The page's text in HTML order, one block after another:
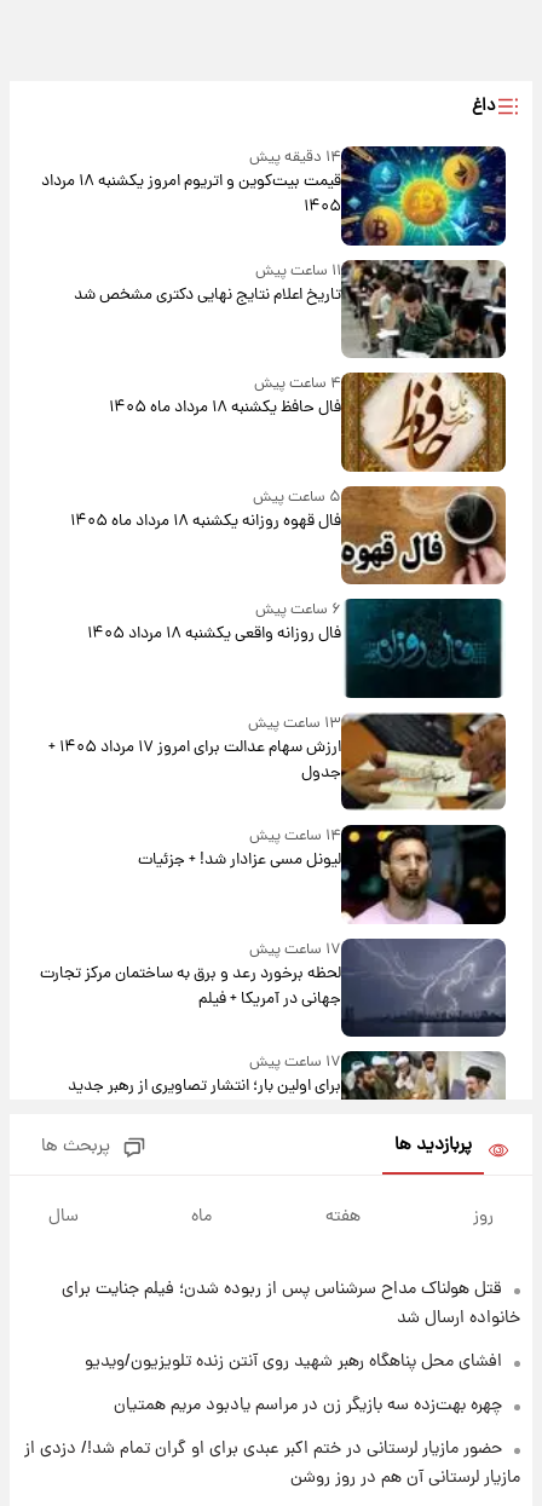
داغ
۱۴ دقیقه پیش
قیمت بیت‌کوین و اتریوم امروز یکشنبه ۱۸ مرداد
۱۴۰۵
۱۱ ساعت پیش
تاریخ اعلام نتایج نهایی دکتری مشخص شد
۴ ساعت پیش
فال حافظ یکشنبه ۱۸ مرداد ماه ۱۴۰۵
۵ ساعت پیش
فال قهوه روزانه یکشنبه ۱۸ مرداد ماه ۱۴۰۵
۶ ساعت پیش
فال روزانه واقعی یکشنبه ۱۸ مرداد ۱۴۰۵
۱۳ ساعت پیش
ارزش سهام عدالت برای امروز ۱۷ مرداد ۱۴۰۵ +
جدول
۱۴ ساعت پیش
لیونل مسی عزادار شد! + جزئیات
۱۷ ساعت پیش
لحظه برخورد رعد و برق به ساختمان مرکز تجارت
جهانی در آمریکا + فیلم
۱۷ ساعت پیش
برای اولین بار؛ انتشار تصاویری از رهبر جدید
۲۰ ساعت پیش
۲۱ ساعت پیش
بیتلز
پربازدید ها پربحث ها
روز هفته ماه سال
قتل هولناک مداح سرشناس پس از ربوده شدن؛ فیلم جنایت برای
خانواده ارسال شد
افشای محل پناهگاه‌ رهبر شهید روی آنتن زنده تلویزیون/ویدیو
چهره بهت‌زده سه بازیگر زن در مراسم یادبود مریم همتیان
حضور مازیار لرستانی در ختم اکبر عبدی برای او گران تمام شد!/ دزدی از
مازیار لرستانی آن هم در روز روشن